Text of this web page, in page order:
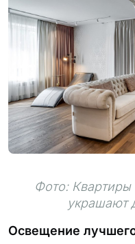
Фото: Квартиры
украшают
Освещение